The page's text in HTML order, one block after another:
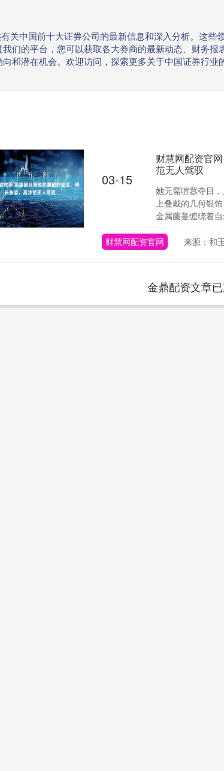
关中国前十大证券公司的最新信息和深入分析。这些
们的平台，您可以获取各大券商的最新动态、财务
和潜在机会。欢迎访问，探索更多关于中国证券行业
03-15
财慧网配资官
范无人驾驭
她无需喧嚣夺目
上叠戴的几何银
金属藤蔓缠绕着
财慧网配资官网 来源：和
金鼎配资文章